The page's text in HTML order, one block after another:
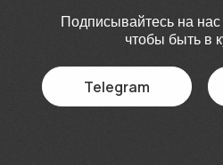
Подписывайтесь на
чтобы быть в
Telegram